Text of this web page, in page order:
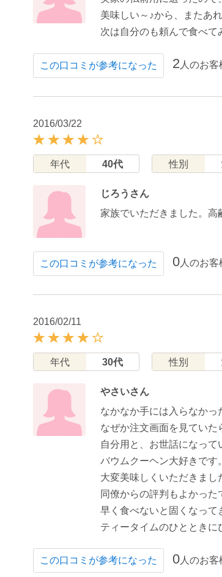
美味しい～♪から、またあれ
次は自分のも頼んで食べて
この口コミが参考になった 2 人のお
2016/03/22
年代 40代 性別
じろうさん
家族でいただきました。
この口コミが参考になった 0人のお客
2016/02/11
年代 30代 性別
やさいさん
なかなか手には入らなかっ
なぜか注文画面を見ていた
自分用と、お世話になって
バウムクーヘン大好きです。
大変美味しくいただきまし
同僚からの評判もよかった
早く食べないと固くなって
ティータイムのひとときに
この口コミが参考になった 0人のお客